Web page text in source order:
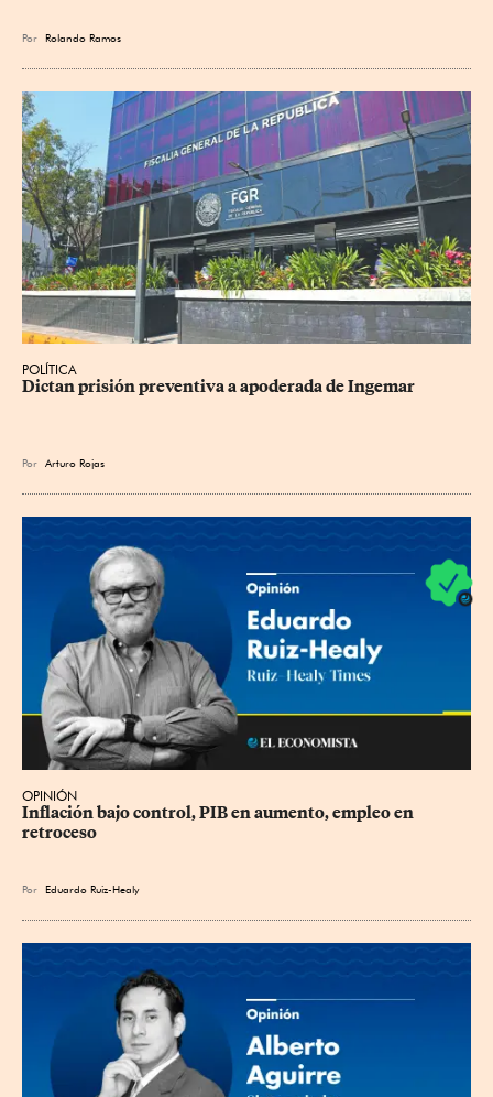
Por Rolando Ramos
POLÍTICA
Dictan prisión preventiva a apoderada de Ingemar
Por Arturo Rojas
OPINIÓN
Inflación bajo control, PIB en aumento, empleo en
retroceso
Por Eduardo Ruiz-Healy